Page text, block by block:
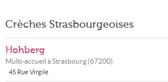
Crèches Strasbourgeoises
Hohberg
Multi-accueil àStrasbourg(67200)
45 Rue Virgile